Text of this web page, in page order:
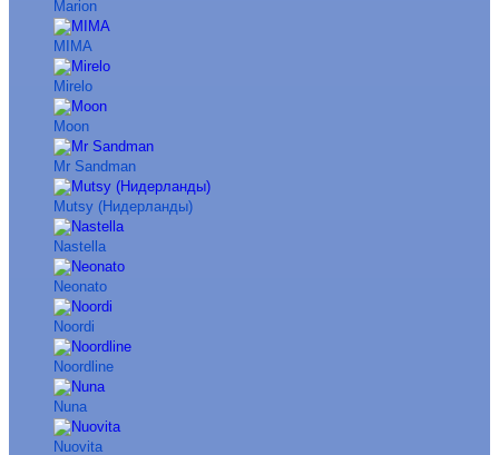
Marion
MIMA
Mirelo
Moon
Mr Sandman
Mutsy (Нидерланды)
Nastella
Neonato
Noordi
Noordline
Nuna
Nuovita